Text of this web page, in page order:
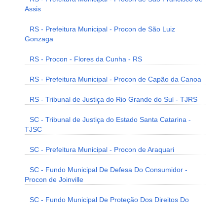
Assis
RS - Prefeitura Municipal - Procon de São Luiz
Gonzaga
RS - Procon - Flores da Cunha - RS
RS - Prefeitura Municipal - Procon de Capão da Canoa
RS - Tribunal de Justiça do Rio Grande do Sul - TJRS
SC - Tribunal de Justiça do Estado Santa Catarina -
TJSC
SC - Prefeitura Municipal - Procon de Araquari
SC - Fundo Municipal De Defesa Do Consumidor -
Procon de Joinville
SC - Fundo Municipal De Proteção Dos Direitos Do